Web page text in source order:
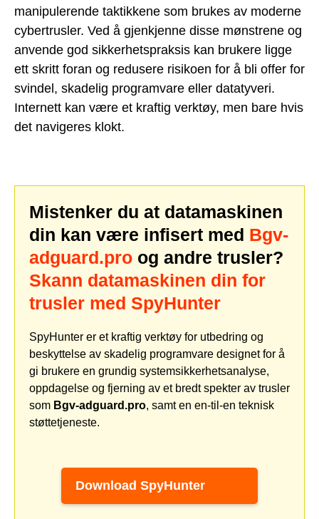
manipulerende taktikkene som brukes av moderne
cybertrusler. Ved å gjenkjenne disse mønstrene og
anvende god sikkerhetspraksis kan brukere ligge
ett skritt foran og redusere risikoen for å bli offer for
svindel, skadelig programvare eller datatyveri.
Internett kan være et kraftig verktøy, men bare hvis
det navigeres klokt.
Mistenker du at datamaskinen
din kan være infisert med Bgv-
adguard.pro og andre trusler?
Skann datamaskinen din for
trusler med SpyHunter
SpyHunter er et kraftig verktøy for utbedring og
beskyttelse av skadelig programvare designet for å
gi brukere en grundig systemsikkerhetsanalyse,
oppdagelse og fjerning av et bredt spekter av trusler
som Bgv-adguard.pro, samt en en-til-en teknisk
støttetjeneste.
Download SpyHunter